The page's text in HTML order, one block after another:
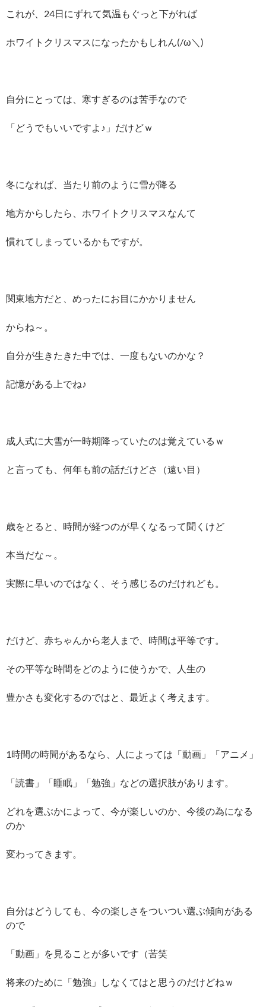
これが、24日にずれて気温もぐっと下がれば
ホワイトクリスマスになったかもしれん(/ω＼)
自分にとっては、寒すぎるのは苦手なので
「どうでもいいですよ♪」だけどｗ
冬になれば、当たり前のように雪が降る
地方からしたら、ホワイトクリスマスなんて
慣れてしまっているかもですが。
関東地方だと、めったにお目にかかりません
からね～。
自分が生きたきた中では、一度もないのかな？
記憶がある上でね♪
成人式に大雪が一時期降っていたのは覚えているｗ
と言っても、何年も前の話だけどさ（遠い目）
歳をとると、時間が経つのが早くなるって聞くけど
本当だな～。
実際に早いのではなく、そう感じるのだけれども。
だけど、赤ちゃんから老人まで、時間は平等です。
その平等な時間をどのように使うかで、人生の
豊かさも変化するのではと、最近よく考えます。
1時間の時間があるなら、人によっては「動画」「アニメ」
「読書」「睡眠」「勉強」などの選択肢があります。
どれを選ぶかによって、今が楽しいのか、今後の為になる
のか
変わってきます。
自分はどうしても、今の楽しさをついつい選ぶ傾向がある
ので
「動画」を見ることが多いです（苦笑
将来のために「勉強」しなくてはと思うのだけどねｗ